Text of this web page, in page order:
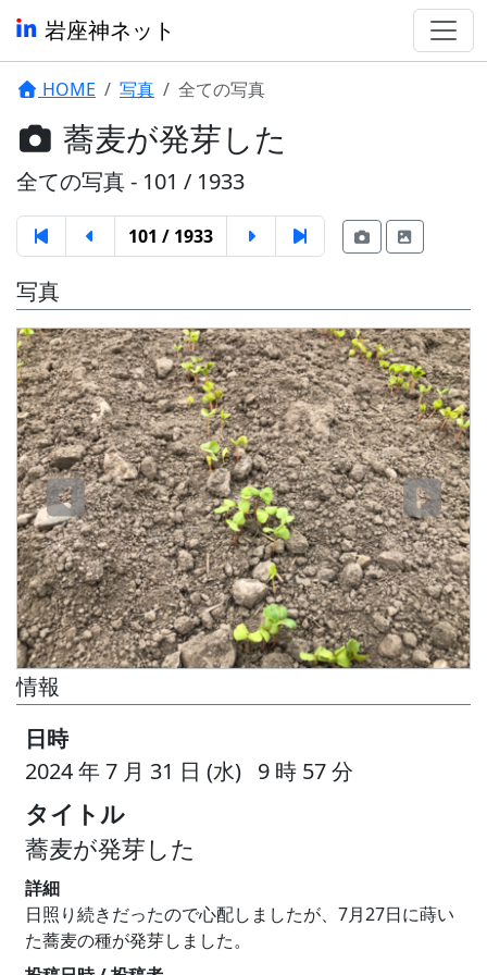
岩座神ネット
HOME 写真 全ての写真
蕎麦が発芽した
全ての写真 - 101 / 1933
101 / 1933
写真
情報
日時
2024 年 7 月 31 日 (水) 9 時 57 分
タイトル
蕎麦が発芽した
詳細
日照り続きだったので心配しましたが、7月27日に蒔い
た蕎麦の種が発芽しました。